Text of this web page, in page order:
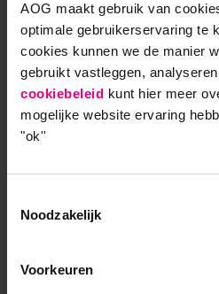
AOG maakt gebruik van
optimale gebruikerservaring te
cookies kunnen we de manier
gebruikt vastleggen,
cookiebeleid kunt hier meer
mogelijke website ervaring
"ok''
Noodzakelijk
Voorkeuren
ziet, dat je kansen en risico’s
die kunt vertalen in een visie
meeneemt en obstakels
je de rol ervoor te zorgen dat
resultaten behaalt en de
coach, tot slot, help je
ontwikkeling en bevorder je
laan kunnen uitsturen vind ik
sloffen gelopen om